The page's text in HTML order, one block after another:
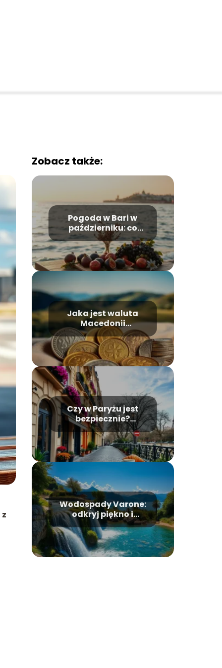
Zobacz także:
Pogoda w Bari w
październiku: co
warto wiedzieć przed
wyjazdem?
Jaka jest waluta
Macedonii
Północnej?
Przewodnik po
monetach
Czy w Paryżu jest
bezpiecznie?
Sprawdź najnowsze
informacje!
Wodospady Varone:
odkryj piękno i
atrakcje w okolicy
jeziora Garda